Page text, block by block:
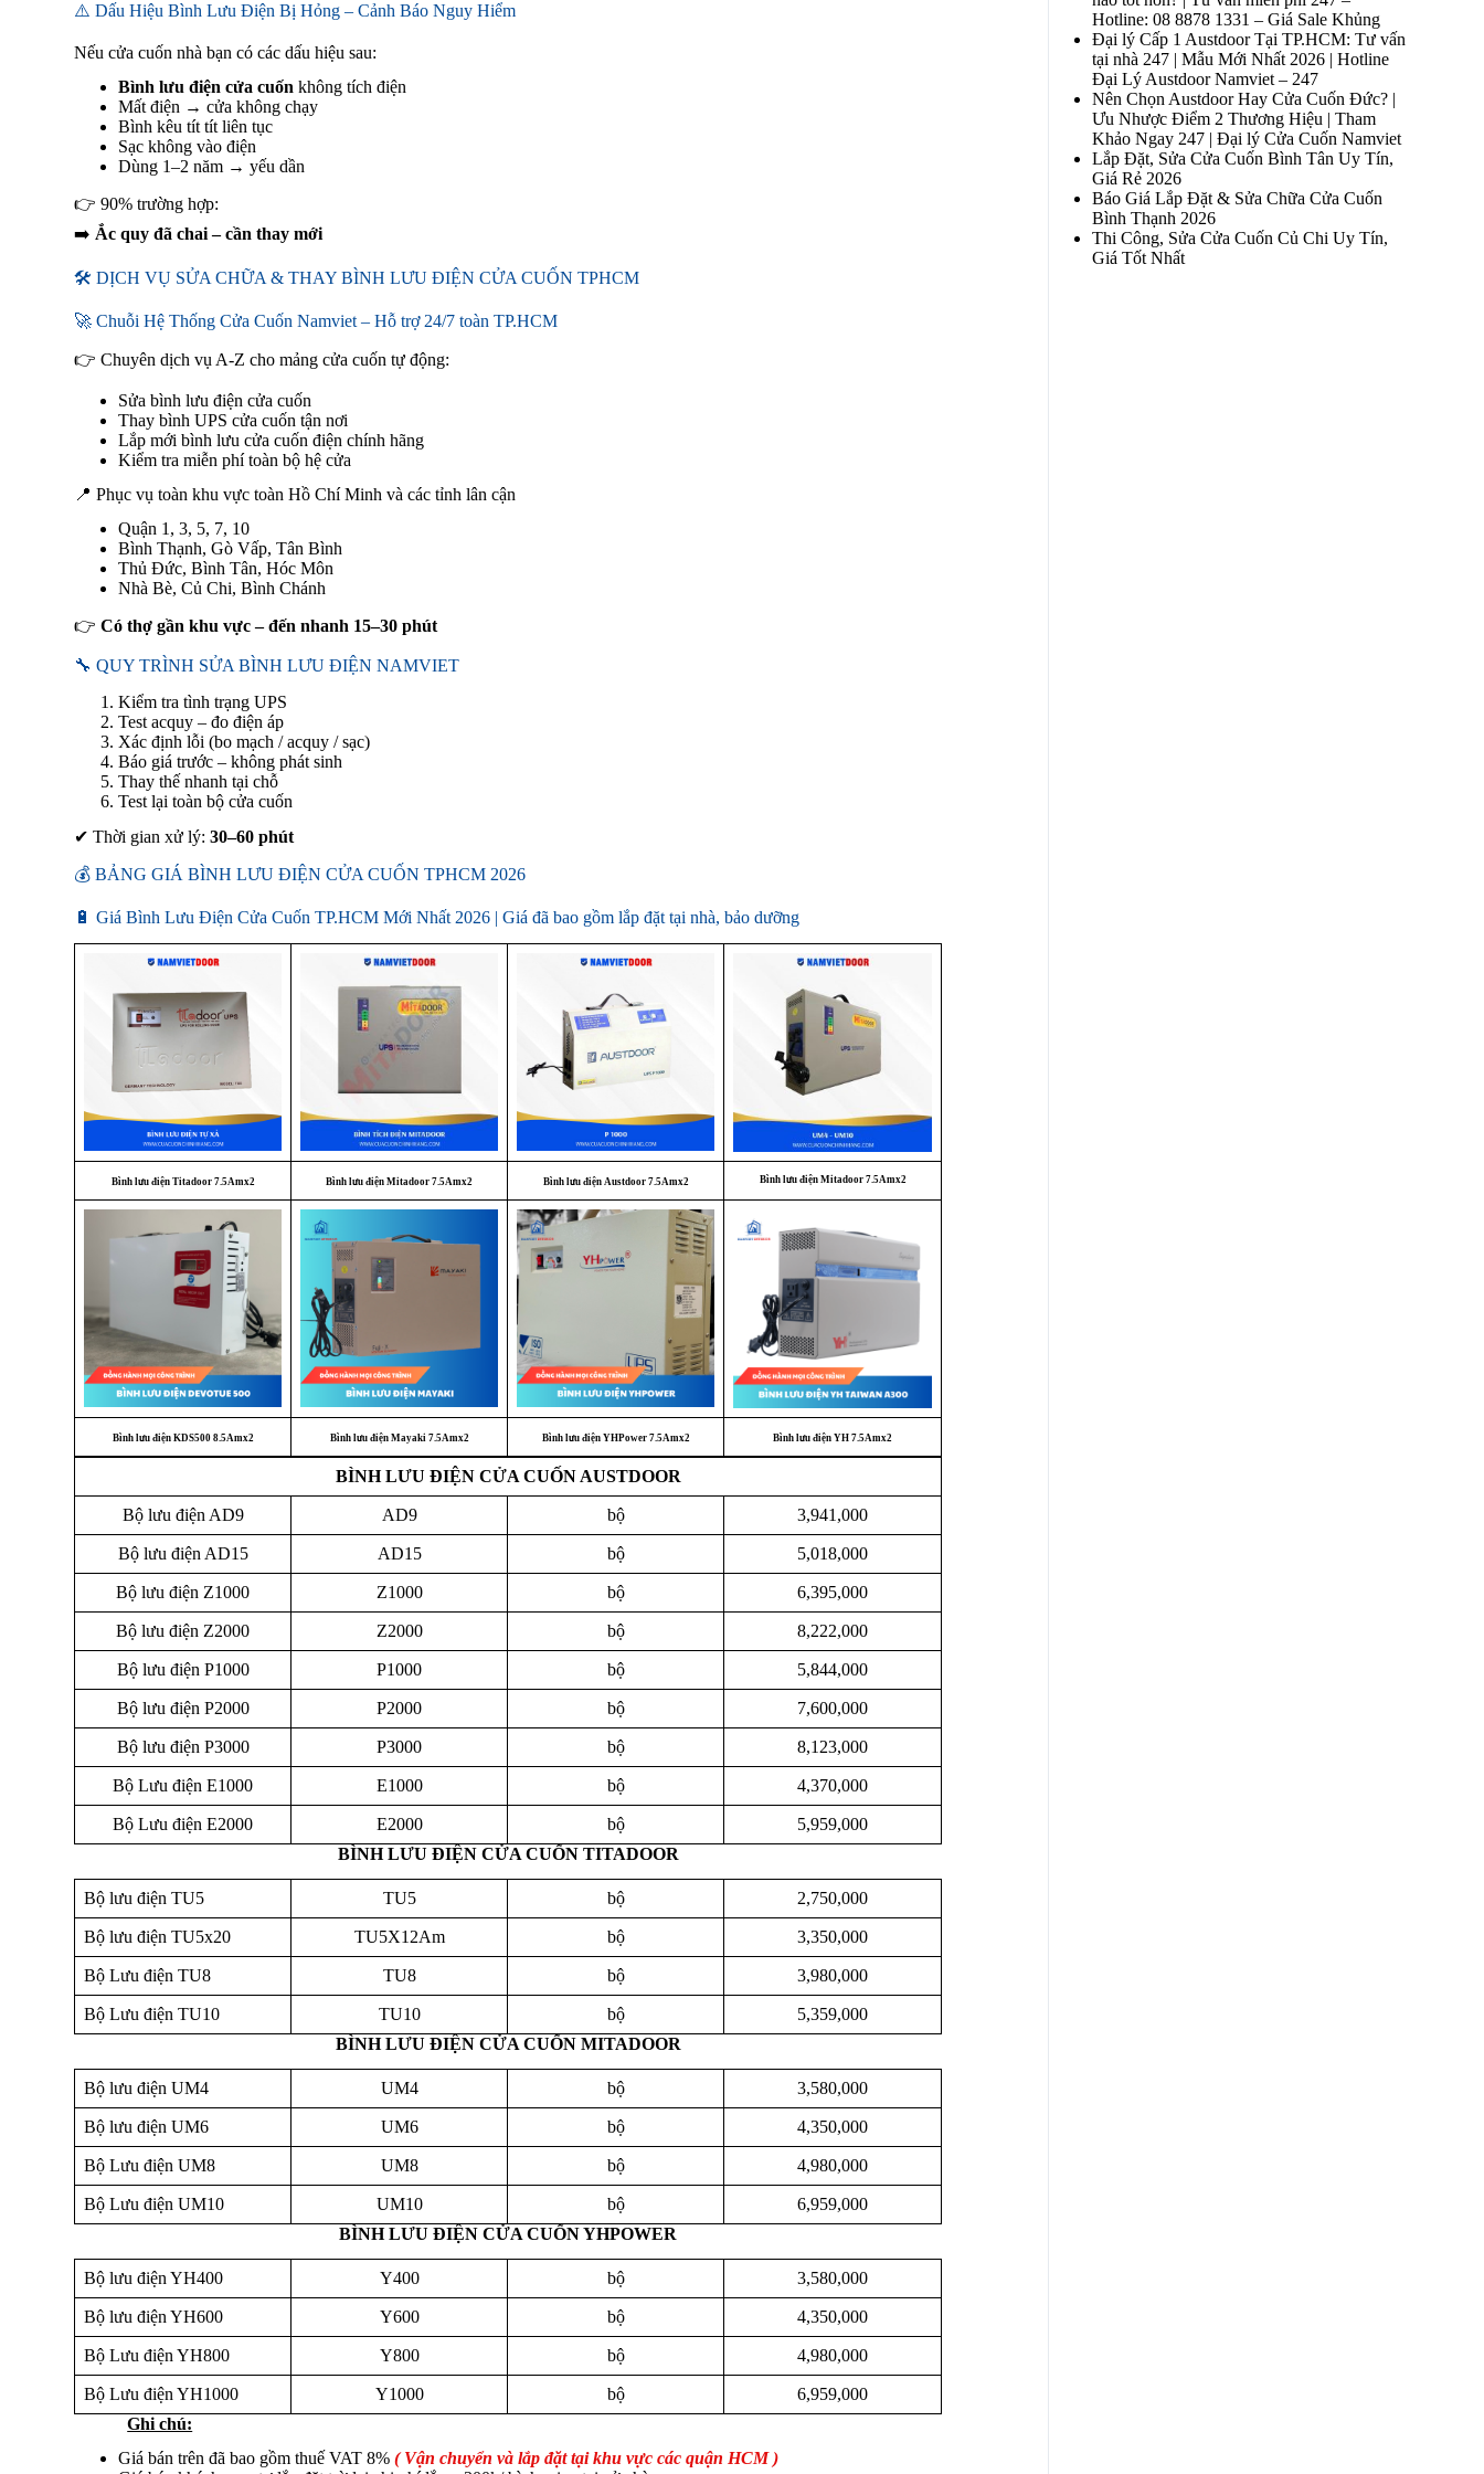
⚠️ Dấu Hiệu Bình Lưu Điện Bị Hỏng – Cảnh Báo Nguy Hiểm
Nếu cửa cuốn nhà bạn có các dấu hiệu sau:
Bình lưu điện cửa cuốn không tích điện
Mất điện → cửa không chạy
Bình kêu tít tít liên tục
Sạc không vào điện
Dùng 1–2 năm → yếu dần
👉 90% trường hợp:
➡️ Ắc quy đã chai – cần thay mới
🛠️ DỊCH VỤ SỬA CHỮA & THAY BÌNH LƯU ĐIỆN CỬA CUỐN TPHCM
🚀 Chuỗi Hệ Thống Cửa Cuốn Namviet – Hỗ trợ 24/7 toàn TP.HCM
👉 Chuyên dịch vụ A-Z cho mảng cửa cuốn tự động:
Sửa bình lưu điện cửa cuốn
Thay bình UPS cửa cuốn tận nơi
Lắp mới bình lưu cửa cuốn điện chính hãng
Kiểm tra miễn phí toàn bộ hệ cửa
📍 Phục vụ toàn khu vực toàn Hồ Chí Minh và các tỉnh lân cận
Quận 1, 3, 5, 7, 10
Bình Thạnh, Gò Vấp, Tân Bình
Thủ Đức, Bình Tân, Hóc Môn
Nhà Bè, Củ Chi, Bình Chánh
👉Có thợ gần khu vực – đến nhanh 15–30 phút
🔧 QUY TRÌNH SỬA BÌNH LƯU ĐIỆN NAMVIET
Kiểm tra tình trạng UPS
Test acquy – đo điện áp
Xác định lỗi (bo mạch / acquy / sạc)
Báo giá trước – không phát sinh
Thay thế nhanh tại chỗ
Test lại toàn bộ cửa cuốn
✔ Thời gian xử lý:30–60 phút
💰 BẢNG GIÁ BÌNH LƯU ĐIỆN CỬA CUỐN TPHCM 2026
🔋 Giá Bình Lưu Điện Cửa Cuốn TP.HCM Mới Nhất 2026 | Giá đã bao gồm lắp đặt tại nhà, bảo dưỡng
Bình lưu điện Titadoor 7.5Amx2 Bình lưu điện Mitadoor 7.5Amx2 Bình lưu điện Austdoor 7.5Amx2 Bình lưu điện Mitadoor 7.5Amx2
Bình lưu điện KDS500 8.5Amx2 Bình lưu điện Mayaki 7.5Amx2 Bình lưu điện YHPower 7.5Amx2 Bình lưu điện YH 7.5Amx2
BÌNH LƯU ĐIỆN CỬA CUỐN AUSTDOOR
Bộ lưu điện AD9 AD9 bộ 3,941,000
Bộ lưu điện AD15 AD15 bộ 5,018,000
Bộ lưu điện Z1000 Z1000 bộ 6,395,000
Bộ lưu điện Z2000 Z2000 bộ 8,222,000
Bộ lưu điện P1000 P1000 bộ 5,844,000
Bộ lưu điện P2000 P2000 bộ 7,600,000
Bộ lưu điện P3000 P3000 bộ 8,123,000
Bộ Lưu điện E1000 E1000 bộ 4,370,000
Bộ Lưu điện E2000 E2000 bộ
5,959,000
BÌNH LƯU ĐIỆN CỬA CUỐN TITADOOR
Bộ lưu điện TU5 TU5 bộ 2,750,000
Bộ lưu điện TU5x20 TU5X12Am bộ 3,350,000
Bộ Lưu điện TU8 TU8 bộ 3,980,000
Bộ Lưu điện TU10 TU10 bộ
5,359,000
BÌNH LƯU ĐIỆN CỬA CUỐN MITADOOR
Bộ lưu điện UM4 UM4 bộ 3,580,000
Bộ lưu điện UM6 UM6 bộ 4,350,000
Bộ Lưu điện UM8 UM8 bộ 4,980,000
Bộ Lưu điện UM10 UM10 bộ
6,959,000
BÌNH LƯU ĐIỆN CỬA CUỐN YHPOWER
Bộ lưu điện YH400 Y400 bộ 3,580,000
Bộ lưu điện YH600 Y600 bộ 4,350,000
Bộ Lưu điện YH800 Y800 bộ 4,980,000
Bộ Lưu điện YH1000 Y1000 bộ
6,959,000
Ghi chú:
Giá bán trên đã bao gồm thuế VAT 8% ( Vận chuyển và lắp đặt tại khu vực các quận HCM )
Hotline: 08 8878 1331 – Giá Sale Khủng
Đại lý Cấp 1 Austdoor Tại TP.HCM: Tư vấn
tại nhà 247 | Mẫu Mới Nhất 2026 | Hotline
Đại Lý Austdoor Namviet – 247
Nên Chọn Austdoor Hay Cửa Cuốn Đức? |
Ưu Nhược Điểm 2 Thương Hiệu | Tham
Khảo Ngay 247 | Đại lý Cửa Cuốn Namviet
Lắp Đặt, Sửa Cửa Cuốn Bình Tân Uy Tín,
Giá Rẻ 2026
Báo Giá Lắp Đặt & Sửa Chữa Cửa Cuốn
Bình Thạnh 2026
Thi Công, Sửa Cửa Cuốn Củ Chi Uy Tín,
Giá Tốt Nhất